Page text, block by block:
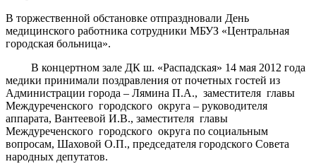
В торжественной обстановке отпраздновали День
медицинского работника сотрудники МБУЗ «Центральная
городская больница».
В концертном зале ДК ш. «Распадская» 14 мая 2012 года
медики принимали поздравления от почетных гостей из
Администрации города – Лямина П.А., заместителя главы
Междуреченского городского округа – руководителя
аппарата, Вантеевой И.В., заместителя главы
Междуреченского городского округа по социальным
вопросам, Шаховой О.П., председателя городского Совета
народных депутатов.